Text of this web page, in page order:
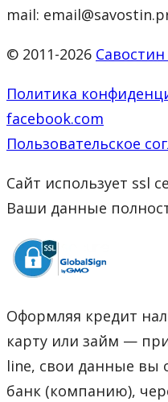
mail:
© 2011-2026 Савостин
Политика
facebook.com
Пользовательское
Сайт использует ssl
Ваши данные
Оформляя кредит
карту или займ —
line, свои данные вы
банк (компанию),